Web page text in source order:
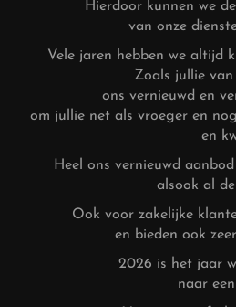
Hierdoor kunnen we
van onze
Vele jaren hebben we altijd
Zoals jullie van
ons vernieuwd en
om jullie net als vroeger en
en
Heel ons vernieuwd
alsook al
Ook voor zakelijke
en bieden ook
2026 is het jaar
naar